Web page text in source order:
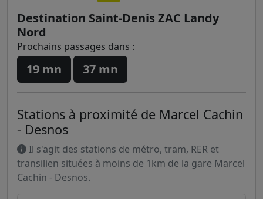
Destination Saint-Denis ZAC Landy
Nord
Prochains passages dans :
19 mn 37 mn
Stations à proximité de Marcel Cachin
- Desnos
Il s'agit des stations de métro, tram, RER et
transilien situées à moins de 1km de la gare Marcel
Cachin - Desnos.